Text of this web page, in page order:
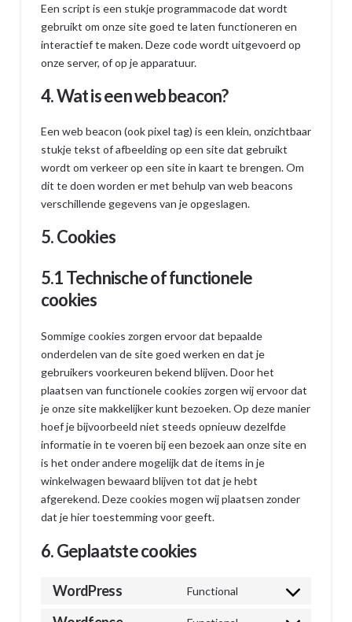
Een script is een stukje programmacode dat wordt
gebruikt om onze site goed te laten functioneren en
interactief te maken. Deze code wordt uitgevoerd op
onze server, of op je apparatuur.
4. Wat is een web beacon?
Een web beacon (ook pixel tag) is een klein, onzichtbaar
stukje tekst of afbeelding op een site dat gebruikt
wordt om verkeer op een site in kaart te brengen. Om
dit te doen worden er met behulp van web beacons
verschillende gegevens van je opgeslagen.
5. Cookies
5.1 Technische of functionele
cookies
Sommige cookies zorgen ervoor dat bepaalde
onderdelen van de site goed werken en dat je
gebruikers voorkeuren bekend blijven. Door het
plaatsen van functionele cookies zorgen wij ervoor dat
je onze site makkelijker kunt bezoeken. Op deze manier
hoef je bijvoorbeeld niet steeds opnieuw dezelfde
informatie in te voeren bij een bezoek aan onze site en
is het onder andere mogelijk dat de items in je
winkelwagen bewaard blijven tot dat je hebt
afgerekend. Deze cookies mogen wij plaatsen zonder
dat je hier toestemming voor geeft.
6. Geplaatste cookies
WordPress Functional
Consent